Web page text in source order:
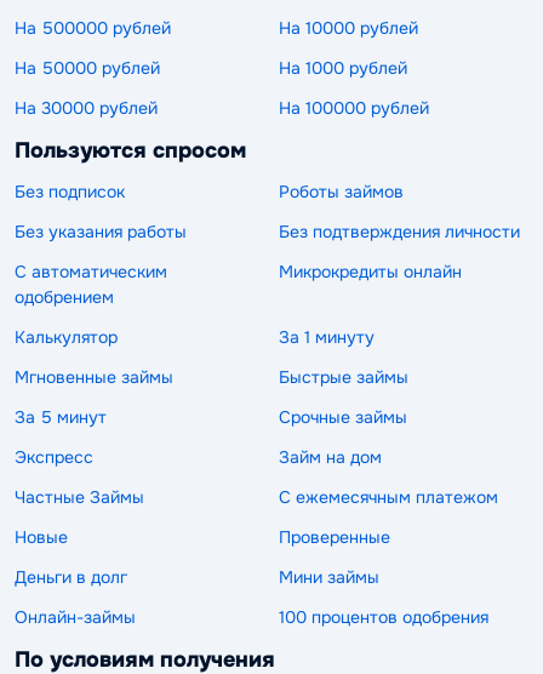
На 500000 рублей
На 10000 рублей
На 50000 рублей
На 1000 рублей
На 30000 рублей
На 100000 рублей
Пользуются спросом
Без подписок
Роботы займов
Без указания работы
Без подтверждения личности
С автоматическим
одобрением
Микрокредиты онлайн
Калькулятор
За 1 минуту
Мгновенные займы
Быстрые займы
За 5 минут
Срочные займы
Экспресс
Займ на дом
Частные Займы
С ежемесячным платежом
Новые
Проверенные
Деньги в долг
Мини займы
Онлайн-займы
100 процентов одобрения
По условиям получения